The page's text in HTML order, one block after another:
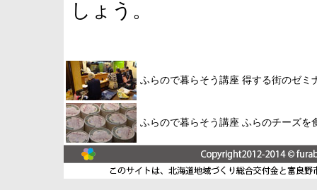
しょう。
ふらので暮らそう講座 得する街のゼミ
ふらので暮らそう講座 ふらのチーズを